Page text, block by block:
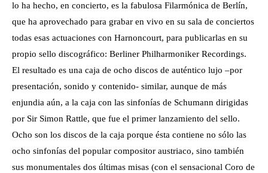
lo ha hecho, en concierto, es la fabulosa Filarmónica de Berlín,
que ha aprovechado para grabar en vivo en su sala de conciertos
todas esas actuaciones con Harnoncourt, para publicarlas en su
propio sello discográfico: Berliner Philharmoniker Recordings.
El resultado es una caja de ocho discos de auténtico lujo –por
presentación, sonido y contenido- similar, aunque de más
enjundia aún, a la caja con las sinfonías de Schumann dirigidas
por Sir Simon Rattle, que fue el primer lanzamiento del sello.
Ocho son los discos de la caja porque ésta contiene no sólo las
ocho sinfonías del popular compositor austriaco, sino también
sus monumentales dos últimas misas (con el sensacional Coro de